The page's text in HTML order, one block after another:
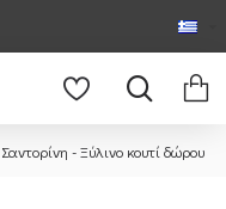
- Ξύλινο κουτί δώρου